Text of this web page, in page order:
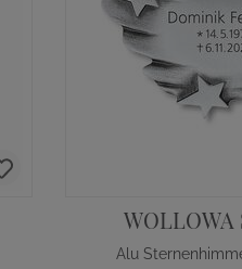
WOLLOWA
Alu